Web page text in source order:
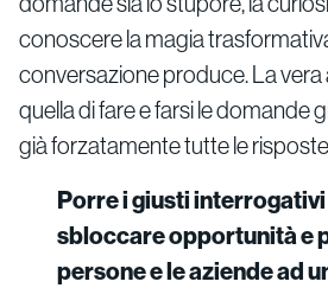
conoscere la magia
conversazione produce. La
quella di fare e farsi le domande
già forzatamente tutte le
Porre i giusti
sbloccare opportunità e
persone e le aziende ad